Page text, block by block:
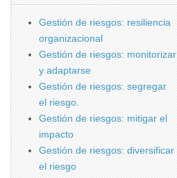
Gestión de riesgos: resiliencia
organizacional
Gestión de riesgos: monitorizar
y adaptarse
Gestión de riesgos: segregar
el riesgo.
Gestión de riesgos: mitigar el
impacto
Gestión de riesgos: diversificar
el riesgo